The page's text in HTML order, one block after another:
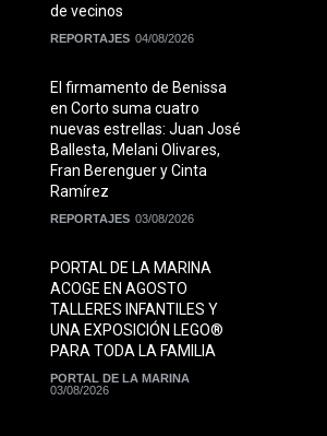
de vecinos
REPORTAJES 04/08/2026
El firmamento de Benissa
en Corto suma cuatro
nuevas estrellas: Juan José
Ballesta, Melani Olivares,
Fran Berenguer y Cinta
Ramírez
REPORTAJES 03/08/2026
PORTAL DE LA MARINA
ACOGE EN AGOSTO
TALLERES INFANTILES Y
UNA EXPOSICIÓN LEGO®
PARA TODA LA FAMILIA
PORTAL DE LA MARINA
03/08/2026